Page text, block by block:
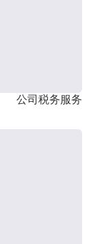
公司税务服务